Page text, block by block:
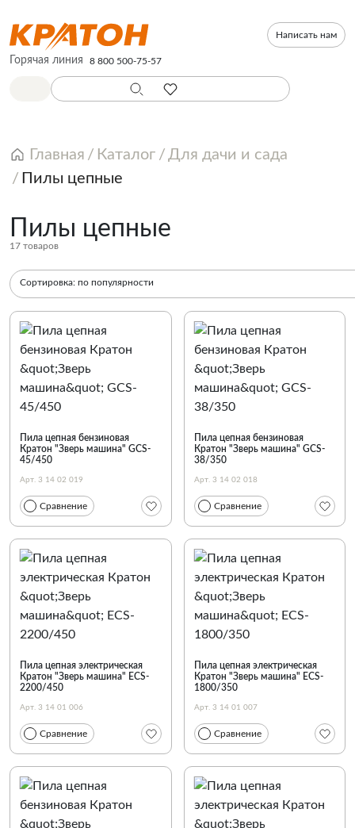
Написать нам
Горячая линия 8 800 500-75-57
Главная Каталог
Для дачи и сада
Пилы цепные
Пилы цепные
17 товаров
Сортировка: по популярности
По популярности
Пила цепная бензиновая
Кратон "Зверь машина" GCS-
45/450
Арт. 3 14 02 019
Сравнение
Пила цепная бензиновая
Кратон "Зверь машина" GCS-
38/350
Арт. 3 14 02 018
Сравнение
Пила цепная электрическая
Кратон "Зверь машина" ECS-
2200/450
Арт. 3 14 01 006
Сравнение
Пила цепная электрическая
Кратон "Зверь машина" ECS-
1800/350
Арт. 3 14 01 007
Сравнение